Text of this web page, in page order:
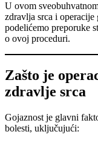
U ovom
zdravlja srca i
podelićemo preporuke
o ovoj proceduri.
Zašto je
zdravlje srca
Gojaznost je glavni
bolesti, uključujući: